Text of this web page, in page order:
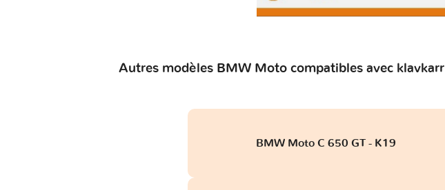
Autres modèles BMW Moto compatibles avec klavkarr
BMW Moto C 650 GT - K19